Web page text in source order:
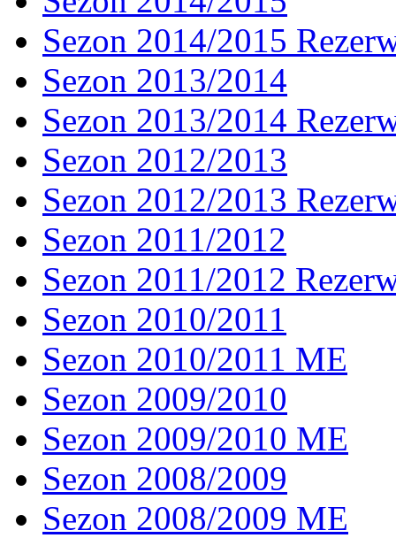
Sezon 2014/2015
Sezon 2013/2014
Sezon 2013/2014
Sezon 2012/2013
Sezon 2012/2013
Sezon 2011/2012
Sezon 2011/2012
Sezon 2010/2011
Sezon 2010/2011 ME
Sezon 2009/2010
Sezon 2009/2010 ME
Sezon 2008/2009
Sezon 2008/2009 ME